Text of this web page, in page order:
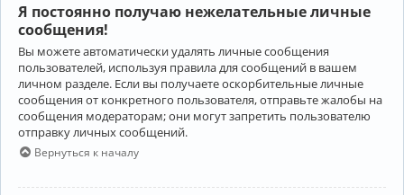
Я постоянно получаю нежелательные личные
сообщения!
Вы можете автоматически удалять личные сообщения
пользователей, используя правила для сообщений в вашем
личном разделе. Если вы получаете оскорбительные личные
сообщения от конкретного пользователя, отправьте жалобы на
сообщения модераторам; они могут запретить пользователю
отправку личных сообщений.
Вернуться к началу